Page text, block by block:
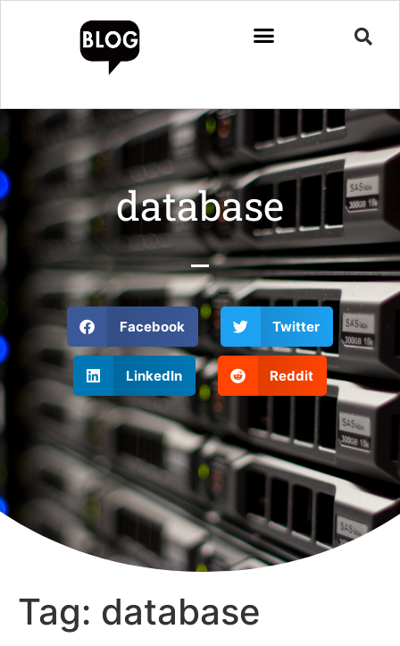
database
Facebook Twitter
LinkedIn Reddit
Tag: database